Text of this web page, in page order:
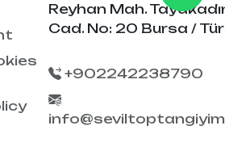
Reyhan Mah.
Cad. No: 20 Bursa /
+902242238790